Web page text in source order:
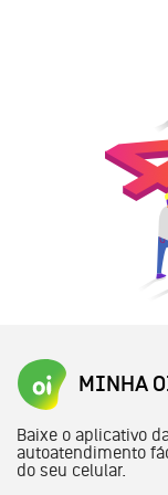
MINHA
Baixe o aplicativo
autoatendimento
do seu celular.